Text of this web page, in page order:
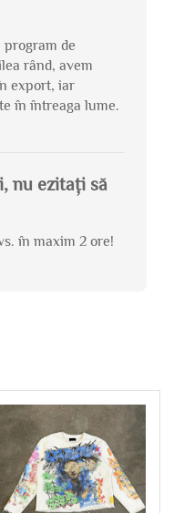
de
rând, avem
export, iar
în întreaga lume.
nu ezitați să
în maxim 2 ore!